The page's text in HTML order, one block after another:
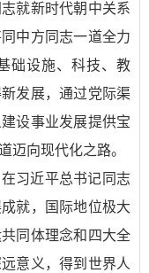
就新时代朝中关系
中方同志一道全力
础设施、科技、教
发展，通过党际渠
设事业发展提供宝
迈向现代化之路。
习近平总书记同志
就，国际地位极大
同体理念和四大全
意义，得到世界人